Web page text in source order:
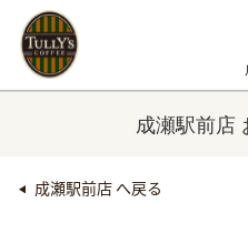
成瀬駅前店
成瀬駅前店 へ戻る